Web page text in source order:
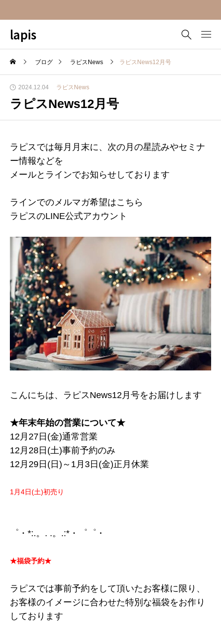
lapis
ブログ ラピスNews ラピスNews12月号
2024.12.04 ラピスNews
ラピスNews12月号
ラピスでは毎月月末に、次の月の星読みやセミナ
ー情報などを
メールとラインでお知らせしております
ラインでのメルマガ希望はこちら
ラピスのLINE公式アカウント
こんにちは、ラピスNews12月号をお届けします
★年末年始の営業について★
12月27日(金)通常営業
12月28日(土)事前予約のみ
12月29日(日)～1月3日(金)正月休業
1月4日(土)初売り
゜・*:.。. .。.:*・゜゜・
★福袋予約★
ラピスでは事前予約をして頂いたお客様に限り、
お客様のイメージに合わせた特別な福袋をお作り
しております